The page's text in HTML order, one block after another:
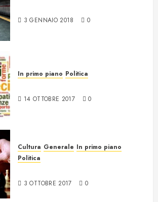
3 GENNAIO 2018 0
In primo piano Politica
14 OTTOBRE 2017 0
Cultura Generale In primo piano
Politica
3 OTTOBRE 2017 0